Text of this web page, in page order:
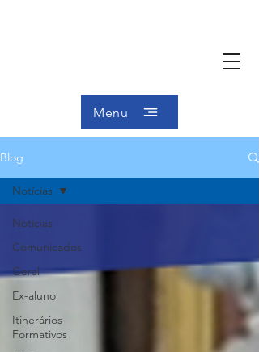
Menu
Blog
Notícias
Comunicados
Geral
Ex-aluno
Itinerários
Formativos
Notícias